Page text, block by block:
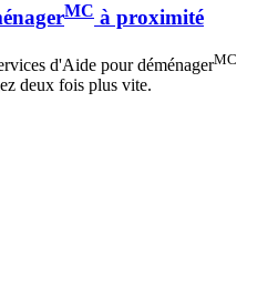
MC à proximité
d'Aide pour déménagerMC
deux fois plus vite.